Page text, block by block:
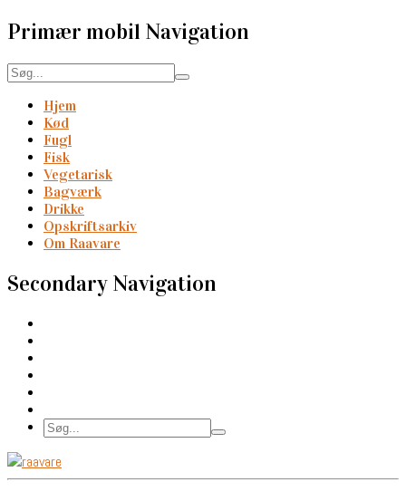
Primær mobil Navigation
Hjem
Kød
Fugl
Fisk
Vegetarisk
Bagværk
Drikke
Opskriftsarkiv
Om Raavare
Secondary Navigation